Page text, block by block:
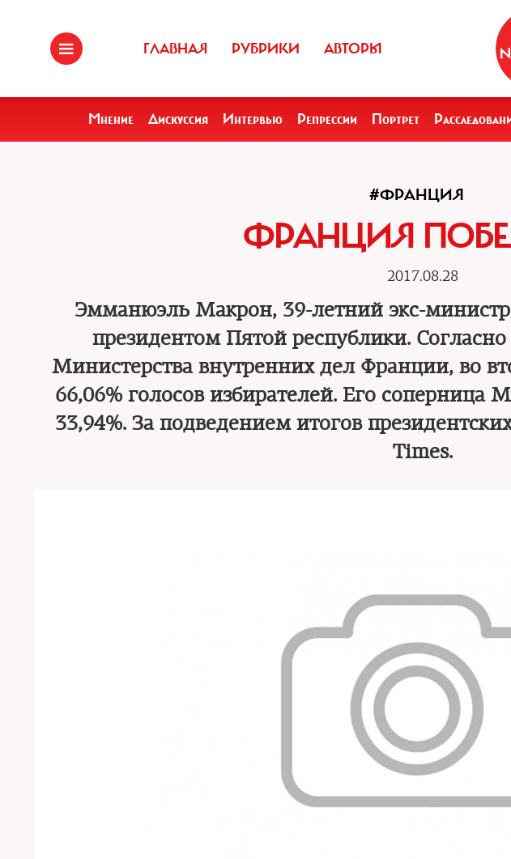
ГЛАВНАЯ РУБРИКИ АВТОРЫ
Мнение Дискуссия Интервью Репрессии Портрет
#ФРАНЦИЯ
ФРАНЦИЯ
2017.08.28
Эмманюэль Макрон, 39-летний экс-
президентом Пятой республики.
Министерства внутренних дел Франции, во
66,06% голосов избирателей. Его соперница
33,94%. За подведением итогов
Times.